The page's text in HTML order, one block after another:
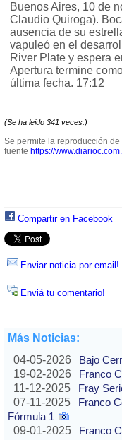
Buenos Aires, 10 de
Claudio Quiroga).
ausencia de su
vapuleó en el
River Plate y espera
Apertura termine
última fecha. 17:12
(Se ha leido 341 veces.)
Se permite la reproducción
fuente https://
Compartir en Facebook
Enviar noticia por email!
Enviá tu comentario!
Más Noticias:
04-05-2026
Bajo
19-02-2026
Franco
11-12-2025
Fray
07-11-2025
Franco
Fórmula 1
09-01-2025
Franco